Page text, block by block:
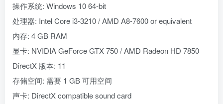
操作系统: Windows 10 64-bit
处理器: Intel Core i3-3210 / AMD A8-7600 or equivalent
内存: 4 GB RAM
显卡: NVIDIA GeForce GTX 750 / AMD Radeon HD 7850
DirectX 版本: 11
存储空间: 需要 1 GB 可用空间
声卡: DirectX compatible sound card